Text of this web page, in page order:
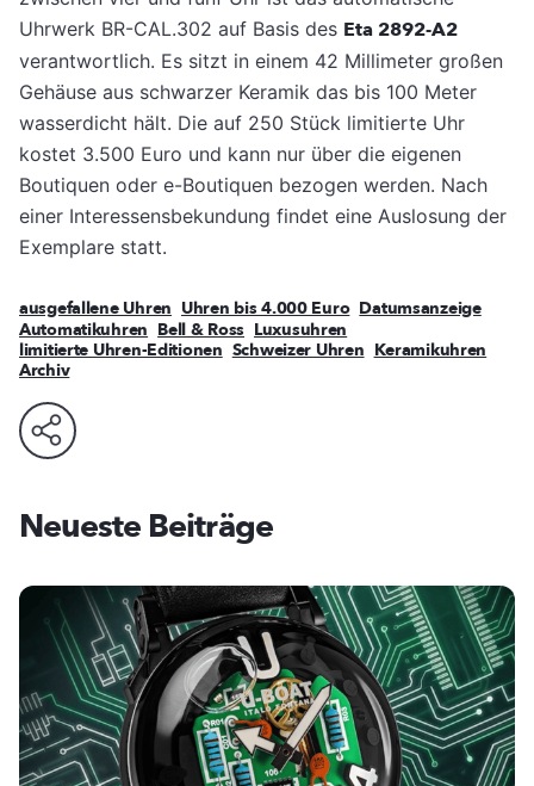
Uhrwerk BR-CAL.302 auf Basis des Eta 2892-A2
verantwortlich. Es sitzt in einem 42 Millimeter großen
Gehäuse aus schwarzer Keramik das bis 100 Meter
wasserdicht hält. Die auf 250 Stück limitierte Uhr
kostet 3.500 Euro und kann nur über die eigenen
Boutiquen oder e-Boutiquen bezogen werden. Nach
einer Interessensbekundung findet eine Auslosung der
Exemplare statt.
ausgefallene Uhren Uhren bis 4.000 Euro Datumsanzeige
Automatikuhren Bell & Ross Luxusuhren
limitierte Uhren-Editionen Schweizer Uhren Keramikuhren
Archiv
Neueste Beiträge